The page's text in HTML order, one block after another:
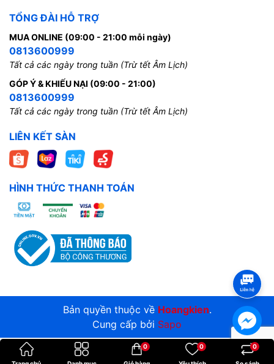
TỔNG ĐÀI HỖ TRỢ
MUA ONLINE (09:00 - 21:00 mỗi ngày)
0813600999
Tất cả các ngày trong tuần (Trừ tết Âm Lịch)
GÓP Ý & KHIẾU NẠI (09:00 - 21:00)
0813600999
Tất cả các ngày trong tuần (Trừ tết Âm Lịch)
LIÊN KẾT SÀN
HÌNH THỨC THANH TOÁN
Bản quyền thuộc về Hoangkien.
Cung cấp bởi Sapo
0 0 0